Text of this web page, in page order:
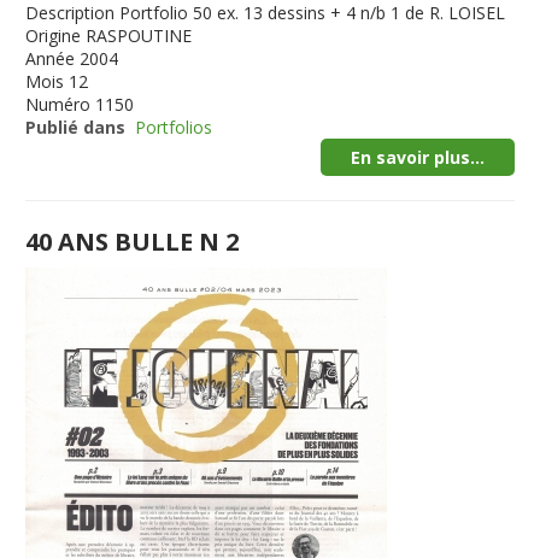
Description Portfolio 50 ex. 13 dessins + 4 n/b 1 de R. LOISEL
Origine RASPOUTINE
Année 2004
Mois 12
Numéro 1150
Publié dans Portfolios
En savoir plus...
40 ANS BULLE N 2